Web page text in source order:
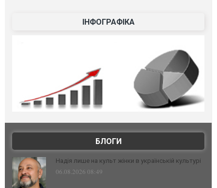
ІНФОГРАФІКА
БЛОГИ
Надія лише на культ жінки в українській культурі
06.08.2026 08:49